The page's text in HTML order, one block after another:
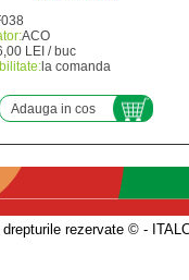
ACO
LEI / buc
la comanda
Adauga in cos
drepturile rezervate © -